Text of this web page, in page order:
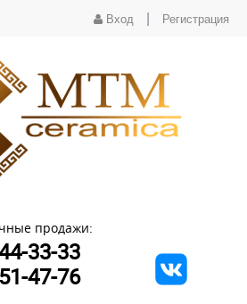
Вход Регистрация
продажи:
33-33
47-76